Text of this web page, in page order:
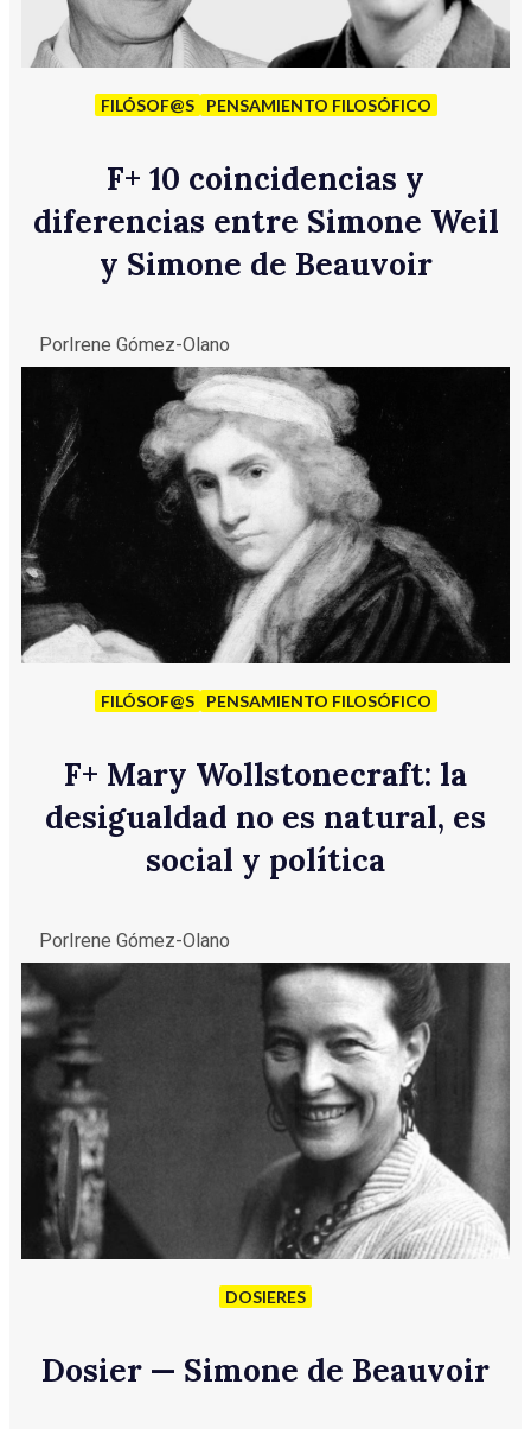
FILÓSOF@S PENSAMIENTO FILOSÓFICO
F+ 10 coincidencias y
diferencias entre Simone Weil
y Simone de Beauvoir
PorIrene Gómez-Olano
FILÓSOF@S PENSAMIENTO FILOSÓFICO
F+ Mary Wollstonecraft: la
desigualdad no es natural, es
social y política
PorIrene Gómez-Olano
DOSIERES
Dosier — Simone de Beauvoir